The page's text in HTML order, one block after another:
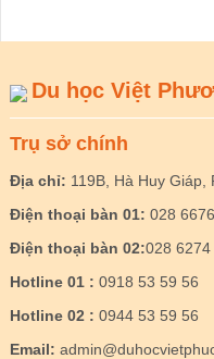
Du học Việt
Trụ sở chính
Địa chỉ: 119B, Hà Huy Giáp,
Điện thoại bàn 01: 028
Điện thoại bàn 02:028 6274
Hotline 01 : 0918 53 59 56
Hotline 02 : 0944 53 59 56
Email: